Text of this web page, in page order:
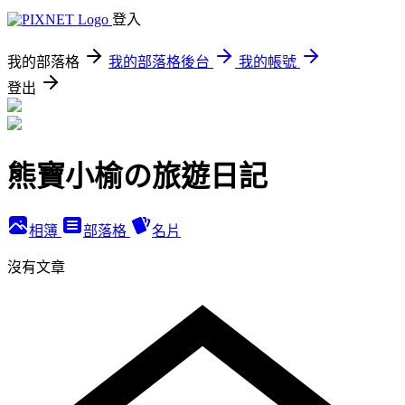
登入
我的部落格 我的部落格後台
我的帳號
登出
熊寶小榆の旅遊日記
相簿 部落格 名片
沒有文章